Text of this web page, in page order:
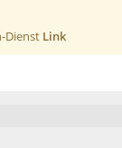
Dienst Link